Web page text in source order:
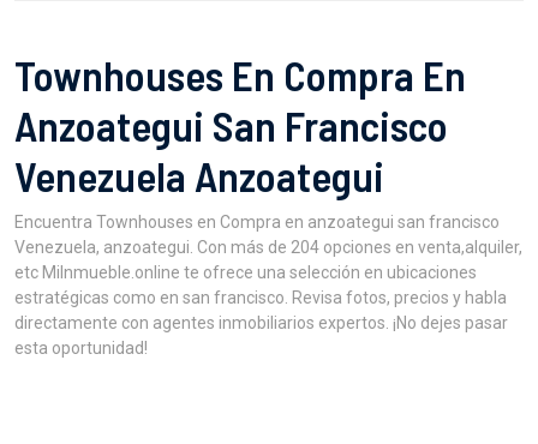
Townhouses En Compra En
Anzoategui San Francisco
Venezuela Anzoategui
Encuentra Townhouses en Compra en anzoategui san francisco
Venezuela, anzoategui. Con más de 204 opciones en venta,alquiler,
etc MiInmueble.online te ofrece una selección en ubicaciones
estratégicas como en san francisco. Revisa fotos, precios y habla
directamente con agentes inmobiliarios expertos. ¡No dejes pasar
esta oportunidad!